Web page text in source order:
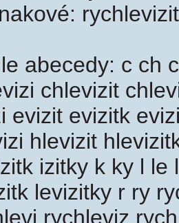
abecedy: c ch
chlevizit
evizit evizitk
hlevizit
izitky k ky l le
levizitky r ry
rychleviz